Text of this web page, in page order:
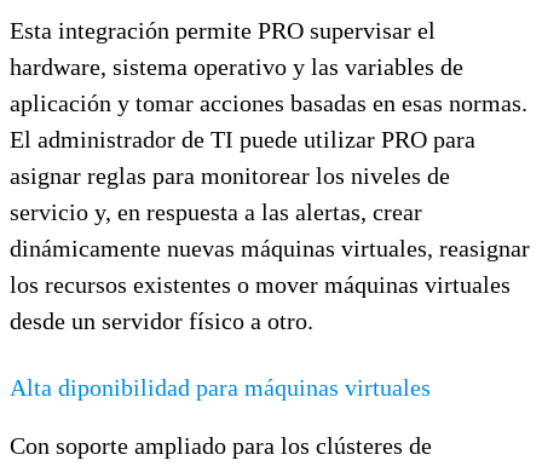
Esta integración permite PRO supervisar el
hardware, sistema operativo y las variables de
aplicación y tomar acciones basadas en esas normas.
El administrador de TI puede utilizar PRO para
asignar reglas para monitorear los niveles de
servicio y, en respuesta a las alertas, crear
dinámicamente nuevas máquinas virtuales, reasignar
los recursos existentes o mover máquinas virtuales
desde un servidor físico a otro.
Alta diponibilidad para máquinas virtuales
Con soporte ampliado para los clústeres de